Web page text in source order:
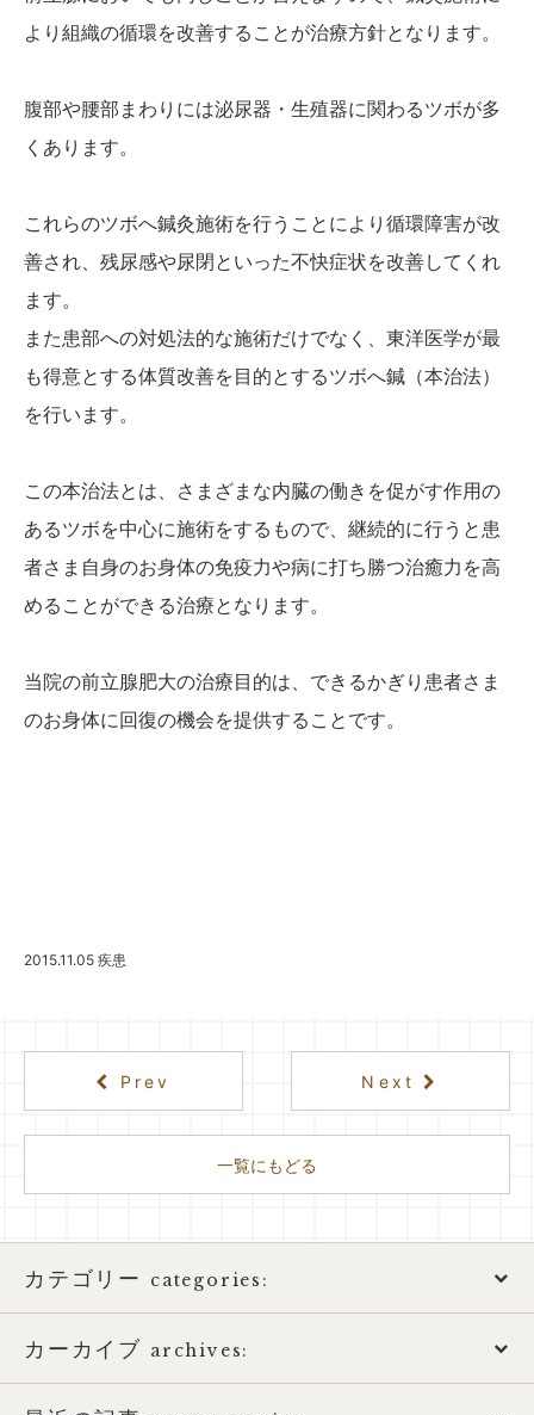
より組織の循環を改善することが治療方針となります。
腹部や腰部まわりには泌尿器・生殖器に関わるツボが多
くあります。
これらのツボへ鍼灸施術を行うことにより循環障害が改
善され、残尿感や尿閉といった不快症状を改善してくれ
ます。
また患部への対処法的な施術だけでなく、東洋医学が最
も得意とする体質改善を目的とするツボへ鍼（本治法）
を行います。
この本治法とは、さまざまな内臓の働きを促がす作用の
あるツボを中心に施術をするもので、継続的に行うと患
者さま自身のお身体の免疫力や病に打ち勝つ治癒力を高
めることができる治療となります。
当院の前立腺肥大の治療目的は、できるかぎり患者さま
のお身体に回復の機会を提供することです。
2015.11.05 疾患
カテゴリー categories:
アトピー性皮膚炎
おススメ書籍
カーカイブ archives:
Prev
一覧にもどる
Next